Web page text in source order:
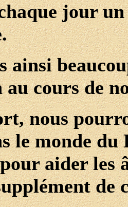
jour
ainsi
au cours de
nous
le monde
aider les
de